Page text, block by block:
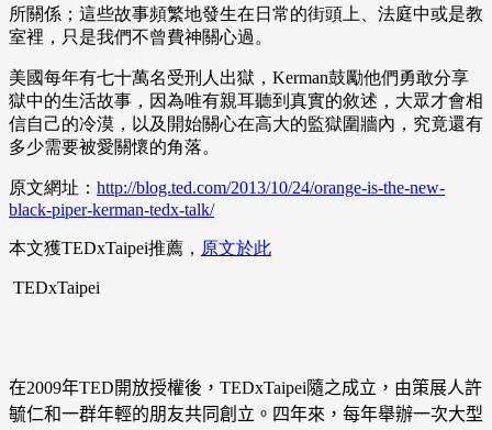
所關係；這些故事頻繁地發生在日常的街頭上、法庭中或是教
室裡，只是我們不曾費神關心過。
美國每年有七十萬名受刑人出獄，Kerman鼓勵他們勇敢分享
獄中的生活故事，因為唯有親耳聽到真實的敘述，大眾才會相
信自己的冷漠，以及開始關心在高大的監獄圍牆內，究竟還有
多少需要被愛關懷的角落。
原文網址： http://blog.ted.com/2013/10/24/orange-is-the-new-
black-piper-kerman-tedx-talk/
本文獲TEDxTaipei推薦， 原文於此
TEDxTaipei
在2009年TED開放授權後， TEDxTaipei隨之成立，由策展人許
毓仁和一群年輕的朋友共同創立。四年來，每年舉辦一次大型